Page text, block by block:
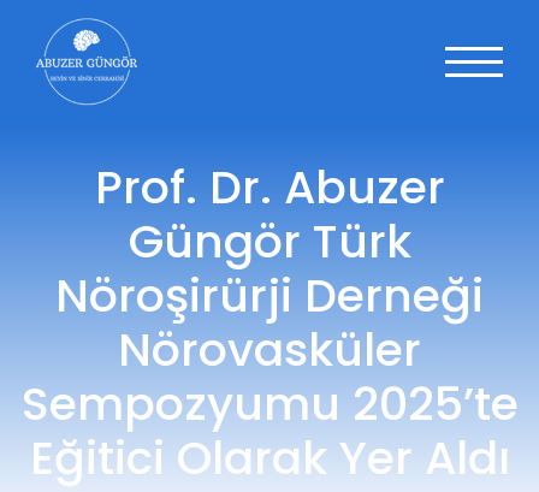
Prof. Dr. Abuzer
Güngör Türk
Nöroşirürji Derneği
Nörovasküler
Sempozyumu 2025’te
Eğitici Olarak Yer Aldı